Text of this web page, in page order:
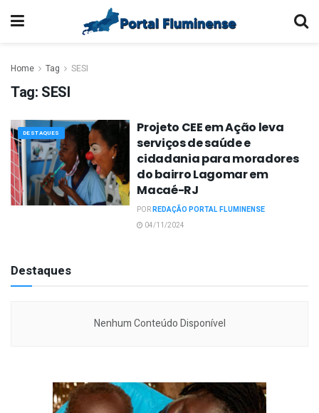
Home Tag SESI
Tag: SESI
DESTAQUES
Projeto CEE em Ação leva
serviços de saúde e
cidadania para moradores
do bairro Lagomar em
Macaé-RJ
PORREDAÇÃO PORTAL FLUMINENSE
04/11/2024
Destaques
Nenhum Conteúdo Disponível